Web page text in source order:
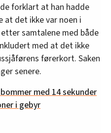
forklart at han hadde
det ikke var noen i
samtalene med både
med at det ikke
førerkort. Saken
senere.
med 14 sekunder
i gebyr